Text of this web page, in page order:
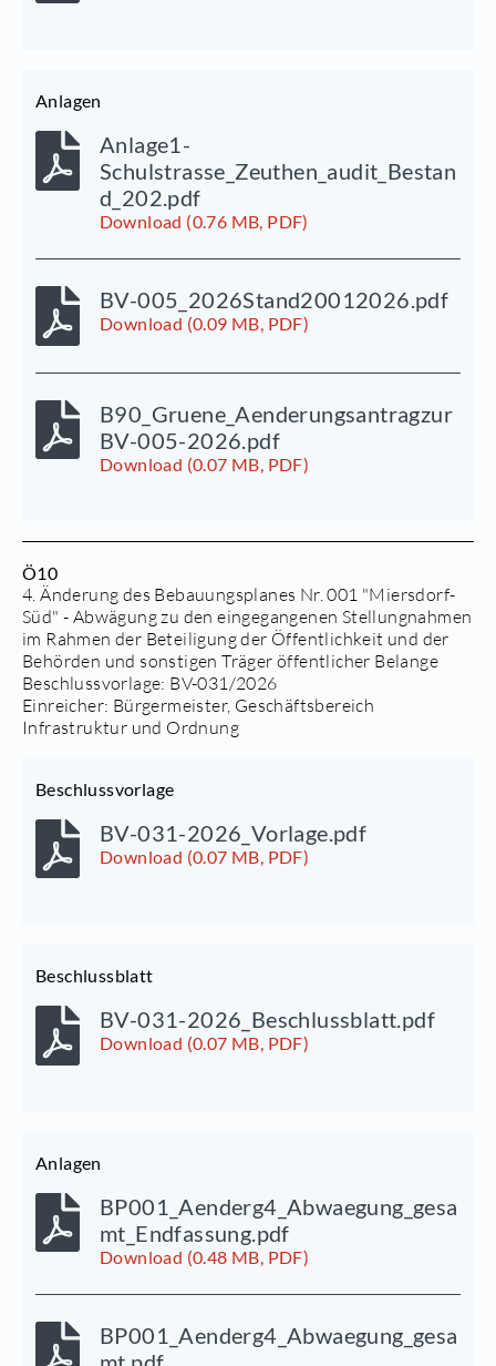
Anlagen
Anlage1-
Schulstrasse_Zeuthen_audit_Bestan
d_202.pdf
Download (0.76 MB, PDF)
BV-005_2026Stand20012026.pdf
Download (0.09 MB, PDF)
B90_Gruene_Aenderungsantragzur
BV-005-2026.pdf
Download (0.07 MB, PDF)
Ö10
4. Änderung des Bebauungsplanes Nr. 001 "Miersdorf-
Süd" - Abwägung zu den eingegangenen Stellungnahmen
im Rahmen der Beteiligung der Öffentlichkeit und der
Behörden und sonstigen Träger öffentlicher Belange
Beschlussvorlage: BV-031/2026
Einreicher: Bürgermeister, Geschäftsbereich
Infrastruktur und Ordnung
Beschlussvorlage
BV-031-2026_Vorlage.pdf
Download (0.07 MB, PDF)
Beschlussblatt
BV-031-2026_Beschlussblatt.pdf
Download (0.07 MB, PDF)
Anlagen
BP001_Aenderg4_Abwaegung_gesa
mt_Endfassung.pdf
Download (0.48 MB, PDF)
BP001_Aenderg4_Abwaegung_gesa